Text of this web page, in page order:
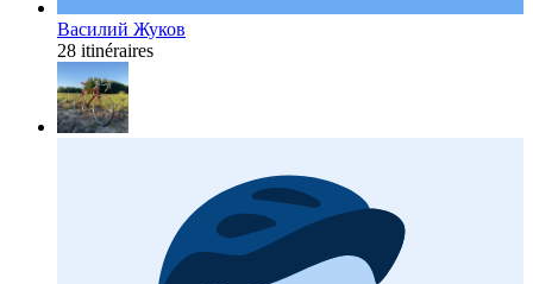
Василий Жуков
28 itinéraires